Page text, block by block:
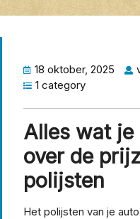
18 oktober, 2025
1 category
Alles wat je
over de
polijsten
Het polijsten van je